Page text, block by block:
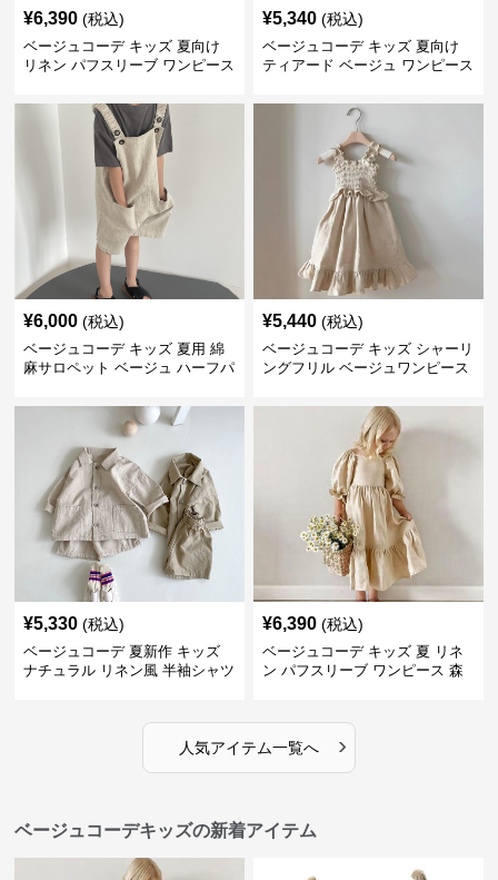
¥6,390 (税込)
ベージュコーデ キッズ 夏向け
リネン パフスリーブ ワンピース
¥5,340 (税込)
ベージュコーデ キッズ 夏向け
ティアード ベージュ ワンピース
¥6,000 (税込)
ベージュコーデ キッズ 夏用 綿
麻サロペット ベージュ ハーフパ
¥5,440 (税込)
ベージュコーデ キッズ シャーリ
ングフリル ベージュワンピース
¥5,330 (税込)
ベージュコーデ 夏新作 キッズ
ナチュラル リネン風 半袖シャツ
¥6,390 (税込)
ベージュコーデ キッズ 夏 リネ
ン パフスリーブ ワンピース 森
人気アイテム一覧へ ›
ベージュコーデキッズの新着アイテム